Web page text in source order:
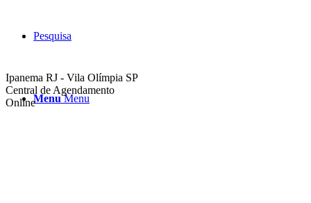
Pesquisa
Menu Menu
Ipanema RJ - Vila Olímpia SP
Central de Agendamento
Online